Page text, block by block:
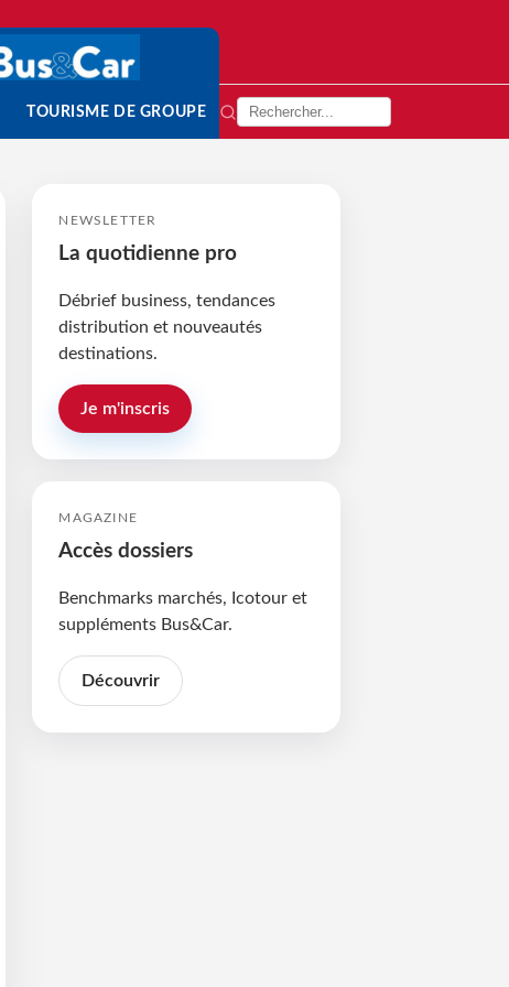
TOURISME DE GROUPE
NEWSLETTER
La quotidienne pro
Débrief business, tendances
distribution et nouveautés
destinations.
Je m'inscris
MAGAZINE
Accès dossiers
Benchmarks marchés, Icotour et
suppléments Bus&Car.
Découvrir